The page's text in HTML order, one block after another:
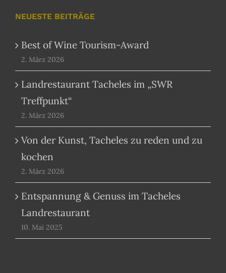
NEUESTE BEITRÄGE
Best of Wine Tourism-Award
2. März 2026
Landrestaurant Tacheles im „SWR
Treffpunkt“
2. März 2026
Von der Kunst, Tacheles zu reden und zu
kochen
2. März 2026
Entspannung & Genuss im Tacheles
Landrestaurant
10. Mai 2025